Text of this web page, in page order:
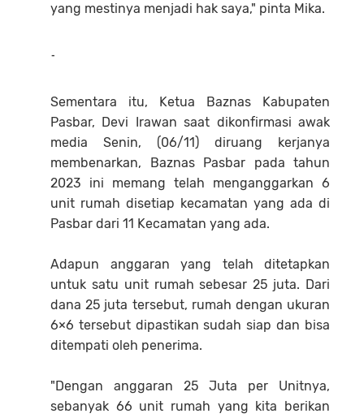
yang mestinya menjadi hak saya," pinta Mika.
-
Sementara itu, Ketua Baznas Kabupaten
Pasbar, Devi Irawan saat dikonfirmasi awak
media Senin, (06/11) diruang kerjanya
membenarkan, Baznas Pasbar pada tahun
2023 ini memang telah menganggarkan 6
unit rumah disetiap kecamatan yang ada di
Pasbar dari 11 Kecamatan yang ada.
Adapun anggaran yang telah ditetapkan
untuk satu unit rumah sebesar 25 juta. Dari
dana 25 juta tersebut, rumah dengan ukuran
6×6 tersebut dipastikan sudah siap dan bisa
ditempati oleh penerima.
"Dengan anggaran 25 Juta per Unitnya,
sebanyak 66 unit rumah yang kita berikan